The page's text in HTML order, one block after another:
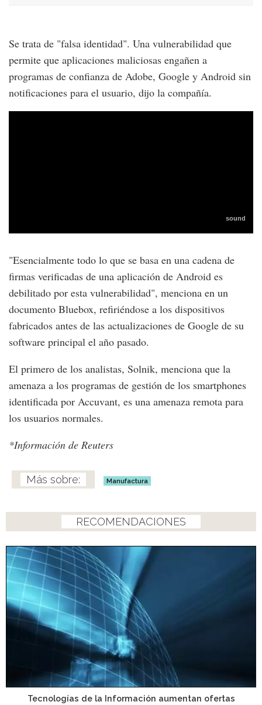
Se trata de "falsa identidad". Una vulnerabilidad que
permite que aplicaciones maliciosas engañen a
programas de confianza de Adobe, Google y Android sin
notificaciones para el usuario, dijo la compañía.
"Esencialmente todo lo que se basa en una cadena de
firmas verificadas de una aplicación de Android es
debilitado por esta vulnerabilidad", menciona en un
documento Bluebox, refiriéndose a los dispositivos
fabricados antes de las actualizaciones de Google de su
software principal el año pasado.
El primero de los analistas, Solnik, menciona que la
amenaza a los programas de gestión de los smartphones
identificada por Accuvant, es una amenaza remota para
los usuarios normales.
*Información de Reuters
Manufactura
RECOMENDACIONES
Tecnologías de la Información aumentan ofertas